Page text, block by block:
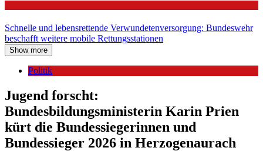
Schnelle und lebensrettende Verwundetenversorgung: Bundeswehr
beschafft weitere mobile Rettungsstationen
Show more
Politik
Jugend forscht:
Bundesbildungsministerin Karin Prien
kürt die Bundessiegerinnen und
Bundessieger 2026 in Herzogenaurach